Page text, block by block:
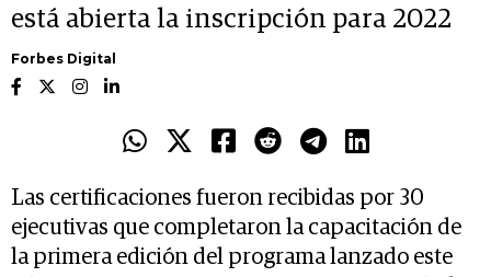
está abierta la inscripción para 2022
Forbes Digital
Las certificaciones fueron recibidas por 30
ejecutivas que completaron la capacitación de
la primera edición del programa lanzado este